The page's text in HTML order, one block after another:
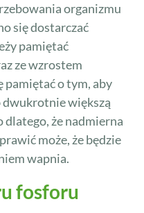
organizmu
się dostarczać
pamiętać
ze wzrostem
o tym, aby
większą
dlatego, że nadmierna
może, że będzie
wapnia.
fosforu